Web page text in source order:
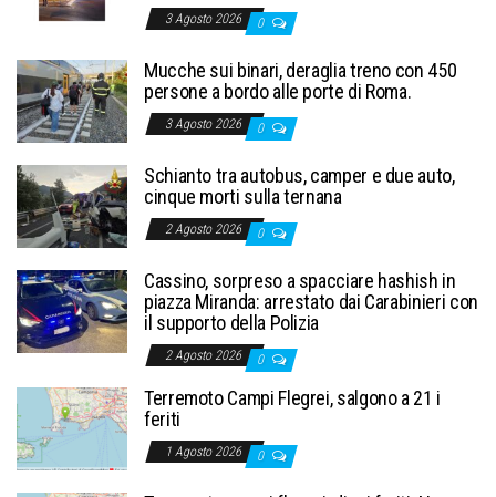
3 Agosto 2026 0
Mucche sui binari, deraglia treno con 450
persone a bordo alle porte di Roma.
3 Agosto 2026 0
Schianto tra autobus, camper e due auto,
cinque morti sulla ternana
2 Agosto 2026 0
Cassino, sorpreso a spacciare hashish in
piazza Miranda: arrestato dai Carabinieri con
il supporto della Polizia
2 Agosto 2026 0
Terremoto Campi Flegrei, salgono a 21 i
feriti
1 Agosto 2026 0